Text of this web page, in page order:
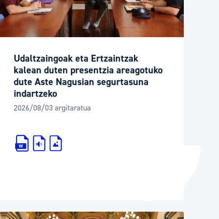
Izapideen katalogoa
Tramitaziorako laguntza
Udaltzaingoak eta Ertzaintzak
kalean duten presentzia areagotuko
dute Aste Nagusian segurtasuna
indartzeko
2026/08/03 argitaratua